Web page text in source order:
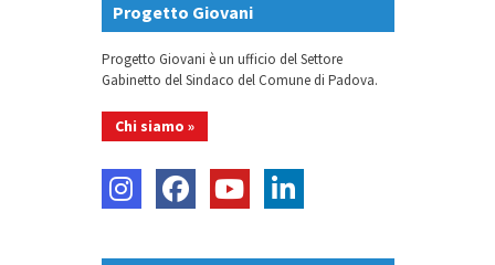
Progetto Giovani
Progetto Giovani è un ufficio del Settore
Gabinetto del Sindaco del Comune di Padova.
Chi siamo »